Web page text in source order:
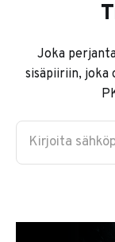
Joka
sisäpiiriin, joka
Kirjoita